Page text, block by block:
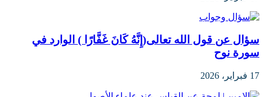
سؤال عن قول الله تعالى(إِنَّهُ كَانَ غَفَّارًا ) الوارد في
سورة نوح
17 فبراير، 2026